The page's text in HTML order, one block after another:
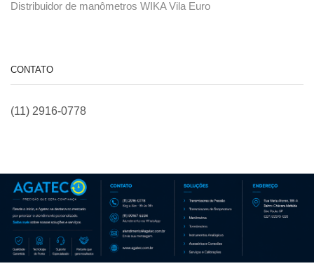
Distribuidor de manômetros WIKA Vila Euro
CONTATO
(11) 2916-0778